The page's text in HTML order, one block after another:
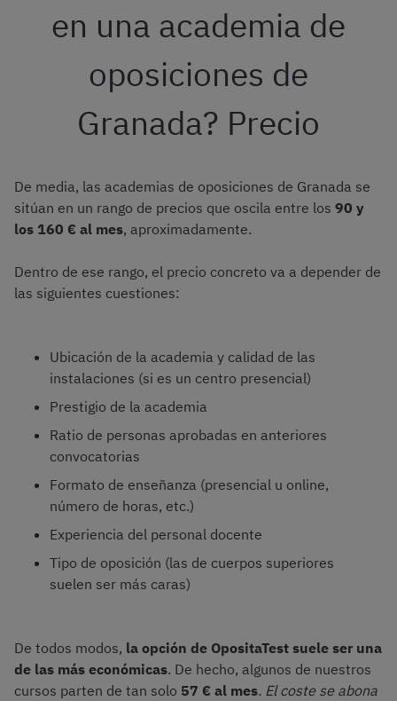
en una academia de
oposiciones de
Granada? Precio
De media, las academias de oposiciones de Granada se
sitúan en un rango de precios que oscila entre los 90 y
los 160 € al mes, aproximadamente.
Dentro de ese rango, el precio concreto va a depender de
las siguientes cuestiones:
Ubicación de la academia y calidad de las
instalaciones (si es un centro presencial)
Prestigio de la academia
Ratio de personas aprobadas en anteriores
convocatorias
Formato de enseñanza (presencial u online,
número de horas, etc.)
Experiencia del personal docente
Tipo de oposición (las de cuerpos superiores
suelen ser más caras)
De todos modos, la opción de OpositaTest suele ser una
de las más económicas. De hecho, algunos de nuestros
cursos parten de tan solo 57 € al mes. El coste se abona